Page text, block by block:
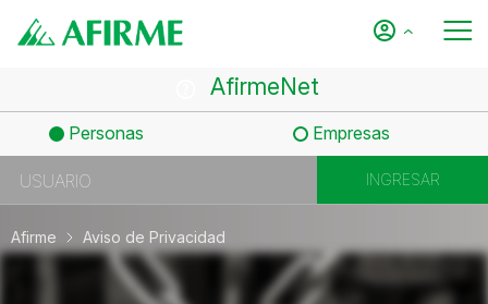
AfirmeNet
Personas Empresas
Afirme Aviso de Privacidad